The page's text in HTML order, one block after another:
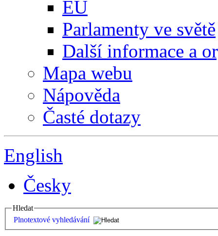
EU
Parlamenty ve světě
Další informace a
Mapa webu
Nápověda
Časté dotazy
English
Česky
Hledat
Plnotextové vyhledávání